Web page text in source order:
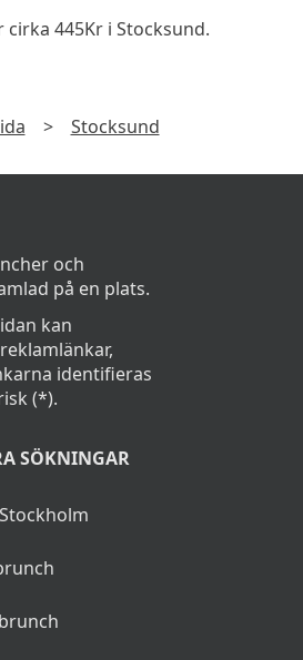
445Kr i Stocksund.
> Stocksund
och
på en plats.
kan
identifieras
(*).
SÖKNINGAR